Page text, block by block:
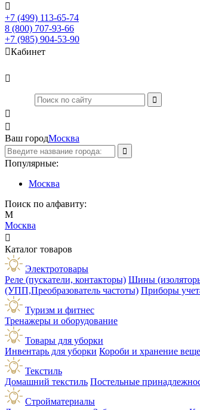

+7 (499) 113-65-74
8 (800) 707-93-66
+7 (985) 904-53-90
Кабинет



Ваш городМосква
Популярные:
Москва
Поиск по алфавиту:
М
Москва

Каталог товаров
Электротовары
Реле (пускатели, контакторы) Шины
(УПП,Преобразователь частоты) Приборы
Туризм и фитнес
Тренажеры и оборудование
Товары для уборки
Инвентарь для уборки Короби и хранение
Текстиль
Домашний текстиль Постельные
Стройматериалы